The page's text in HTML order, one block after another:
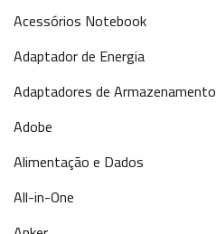
Acessórios Notebook
Adaptador de Energia
Adaptadores de Armazenamento
Adobe
Alimentação e Dados
All-in-One